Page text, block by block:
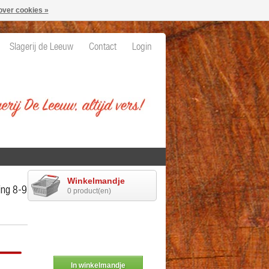
Slagerij de Leeuw Contact Login
Winkelmandje
0 product(en)
8-9, diverse delen
In winkelmandje
cookies »